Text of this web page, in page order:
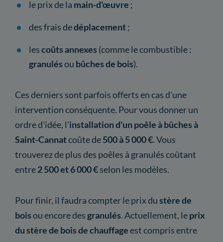
le prix de la main-d'œuvre ;
des frais dedéplacement;
lescoûts annexes (comme le combustible :
granulésou bûches de bois).
Ces derniers sont parfois offerts en cas d'une
intervention conséquente. Pour vous donner un
ordre d'idée, l'installation d'un poêle à bûches à
Saint-Cannatcoûte de500 à 5 000 €. Vous
trouverez de plus des poêles à granulés coûtant
entre2 500 et 6 000 €selon les modèles.
Pour finir, il faudra compter le prix dustère de
boisou encore desgranulés. Actuellement, leprix
du stère de bois de chauffageest compris entre